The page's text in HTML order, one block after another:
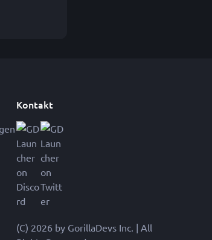
Kontakt
(C) 2026 by GorillaDevs Inc. | All